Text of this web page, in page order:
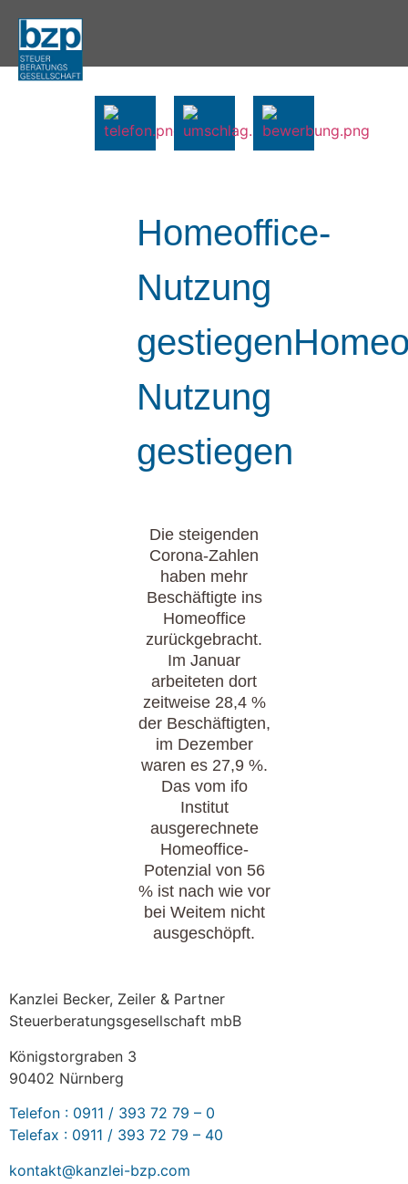
Homeoffice-
Nutzung
Nutzung
gestiegen
Die steigenden
Corona-Zahlen
haben mehr
Beschäftigte ins
Homeoffice
zurückgebracht.
Im Januar
arbeiteten dort
zeitweise 28,4 %
der Beschäftigten,
im Dezember
waren es 27,9 %.
Das vom ifo
Institut
ausgerechnete
Homeoffice-
Potenzial von 56
% ist nach wie vor
bei Weitem nicht
ausgeschöpft.
Kanzlei Becker, Zeiler & Partner
Steuerberatungsgesellschaft mbB
Königstorgraben 3
90402 Nürnberg
Telefon : 0911 / 393 72 79 – 0
Telefax : 0911 / 393 72 79 – 40
kontakt@kanzlei-bzp.com